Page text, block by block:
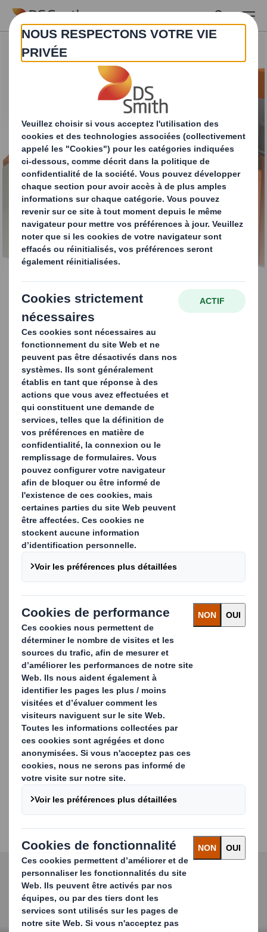
Skip to main content
Nos solutions
d’emballages de
transport ou de prêt-
à-vendre (PAV)
mécanisés pour les
emballages primaires​
Les emballagessecondairessont des emballages qui
servent à protéger et àcontenir plusieurs
primaires, ou à faciliter la manutention, le
présentation des produits dans les magasins. Les
emballagessecondaires sont généralement utilisés pour
les produits vendus en grandesquantités, tels que les
bouteilles de boissons, les paquets de biscuits, les
boîtes decéréales, etc.
Ils sont souvent conçus pour offrir une protection
supplémentaire aux emballagesprimaires contre les
chocs, les vibrations, l'humidité et les variations
detempérature pendant le transport et le stockage.
barquetteuses, les
encaisseuses, les poses de croisillons ainsi que
lesfermeuses répondent aux exigences des contraintes
du produit à emballer et à protéger tout
circuit logistique.
Les emballages secondaires peuvent également être
utilisés pour la communication et la promotion des
produits que l’on appel Prêt-à-Vendre (PAV). Les
emballagessecondaires peuvent inclure des
informations sur les ingrédients, les allergènes,
lesinstructions d'utilisation, les dates de péremption,
les logos de marque, les images, etc. Les emballages
secondaires peuvent également être conçus pour
magasins et améliorer l'expérience d'achat.
Carousel. Use previous and next buttons to move